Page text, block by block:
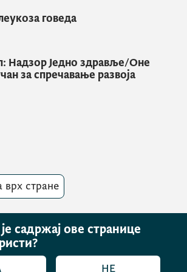
спољном средином или другим
глодарима;
улазак на
оперу, дезинфикују и
и дезинсекцију прије
у објекат;
говеда
Надзор Једно здравље/Оне
за спречавање развоја
врх стране
садржај ове странице
НЕ